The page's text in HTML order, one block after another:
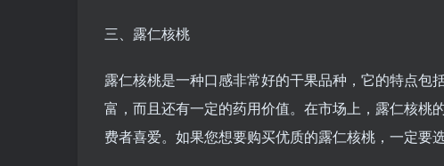
三、露仁核桃
露仁核桃是一种口感非常好的干果品种，它的特点
富，而且还有一定的药用价值。在市场上，露仁核桃
费者喜爱。如果您想要购买优质的露仁核桃，一定要